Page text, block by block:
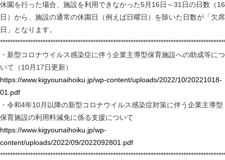
休園を行った場合、施設を利用できなかった5月16日～31日の日数（16
日）から、施設の通常の休園日（例えば日曜日）を除いた日数が「欠席
日」となります。
・新型コロナウイルス感染症に伴う企業主導型保育施設への助成等につ
いて（10月17日更新）
https://www.kigyounaihoiku.jp/wp-content/uploads/2022/10/20221018-
01.pdf
・令和4年10月以降の新型コロナウイルス感染症対策に伴う企業主導型
保育施設の利用料減免に係る支援について
https://www.kigyounaihoiku.jp/wp-
content/uploads/2022/09/2022092801.pdf